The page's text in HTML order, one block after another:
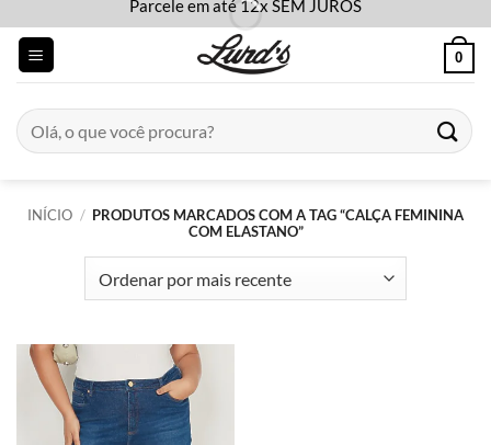
content
Parcele em até 12x SEM JUROS
0
Pesquisar
por:
INÍCIO / PRODUTOS MARCADOS COM A TAG “CALÇA FEMININA
COM ELASTANO”